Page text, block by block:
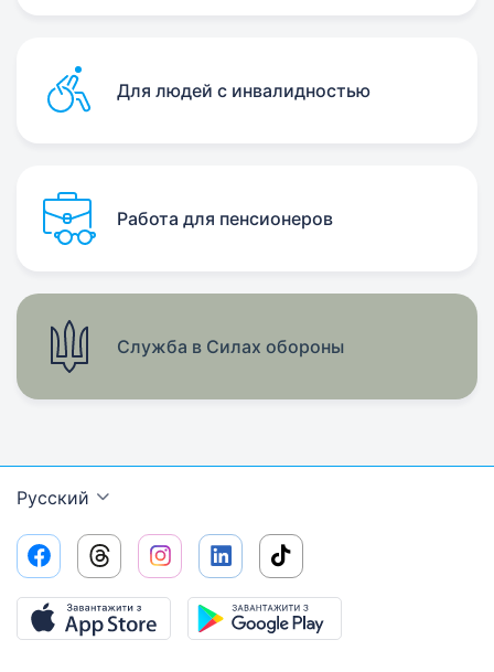
Для людей с инвалидностью
Работа для пенсионеров
Служба в Силах обороны
Русский